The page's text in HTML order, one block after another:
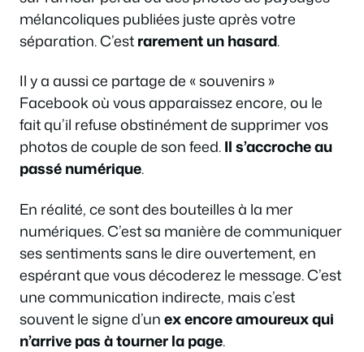
mélancoliques publiées juste après votre
séparation. C’estrarement un hasard.
Il y a aussi ce partage de « souvenirs »
Facebook où vous apparaissez encore, ou le
fait qu’il refuse obstinément de supprimer vos
photos de couple de son feed.Il s’accroche au
passé numérique.
En réalité, ce sont des bouteilles à la mer
numériques. C’est sa manière de communiquer
ses sentiments sans le dire ouvertement, en
espérant que vous décoderez le message. C’est
une communication indirecte, mais c’est
souvent le signe d’unex encore amoureux qui
n’arrive pas à tourner la page.